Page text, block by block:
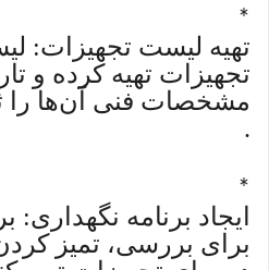
*
تهیه لیست تجهیزات:
تجهیزات تهیه کرده و
مشخصات فنی آن‌ها را
.
*
ایجاد برنامه نگهداری:
برای بررسی، تمیز